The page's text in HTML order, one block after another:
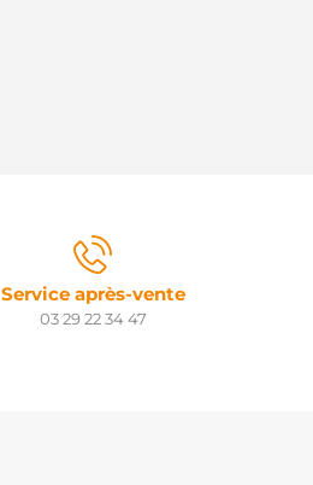
Service après-vente
03 29 22 34 47